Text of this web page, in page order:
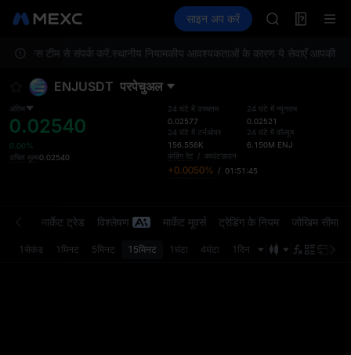
Information इवेंट
साइन अप करें
SKYAI
SPCX rises
SKYAI
SPCX rises
सर्विस टीम से संपर्क करें.स्थानीय नियामकीय आवश्यकताओं के कारण ये सेवाएँ आपकी
ENJUSDT परपेचुअल
अंतिम
0.02540
0.00%
उचित मूल्य0.02540
24 घंटे में उच्चतम
0.02577
24 घंटे में टर्नओवर
156.556K
24 घंटे में न्यूनतम
0.02521
24 घंटे में वॉल्यूम
6.150M ENJ
फ़ंडिंग रेट / काउंटडाउन
+0.0050% / 01:51:45
मार्केट ट्रेड विश्लेषण मार्केट मूवर्स ट्रेडिंग के नियम जोखिम सीमा
1सेकंड 1मिनट 5मिनट 15मिनट 1घंटा 4घंटा 1दिन